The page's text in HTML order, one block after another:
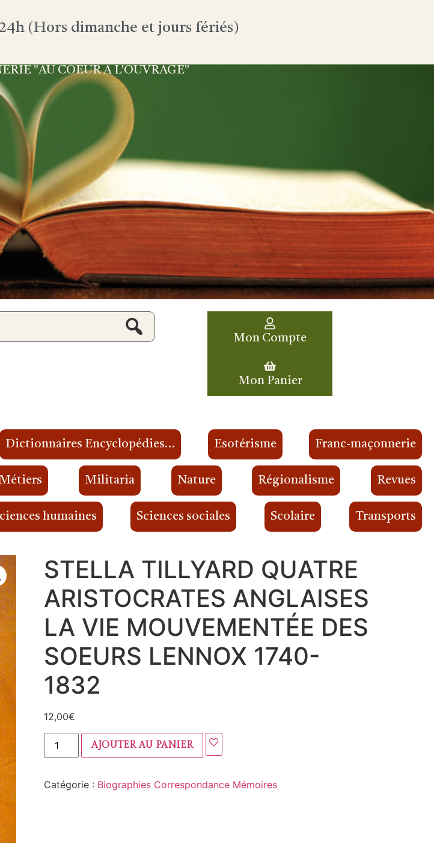
(Hors dimanche et jours fériés)
"AU COEUR À L'OUVRAGE"
Mon Compte
Mon Panier
Dictionnaires Encyclopédies… Esotérisme Franc-maçonnerie
Métiers Militaria Nature Régionalisme Revues
humaines Sciences sociales Scolaire Transports
STELLA TILLYARD QUATRE
ARISTOCRATES ANGLAISES
LA VIE MOUVEMENTÉE DES
SOEURS LENNOX 1740-
1832
12,00€
Ajouter au panier
Catégorie : Biographies Correspondance Mémoires